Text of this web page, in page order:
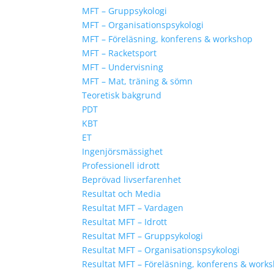
MFT – Gruppsykologi
MFT – Organisationspsykologi
MFT – Föreläsning, konferens & workshop
MFT – Racketsport
MFT – Undervisning
MFT – Mat, träning & sömn
Teoretisk bakgrund
PDT
KBT
ET
Ingenjörsmässighet
Professionell idrott
Beprövad livserfarenhet
Resultat och Media
Resultat MFT – Vardagen
Resultat MFT – Idrott
Resultat MFT – Gruppsykologi
Resultat MFT – Organisationspsykologi
Resultat MFT – Föreläsning, konferens &